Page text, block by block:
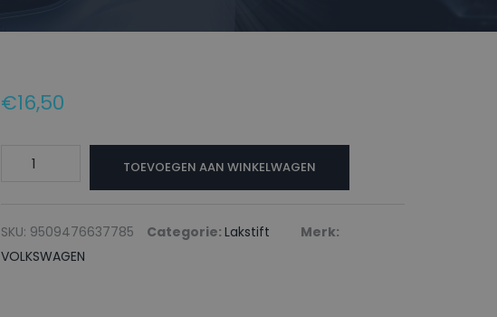
€16,50
VOLKSWAGEN
MOUNTAINGREY
-
TOEVOEGEN AAN WINKELWAGEN
SKU: 9509476637785 Categorie: Lakstift
Merk:
VOLKSWAGEN